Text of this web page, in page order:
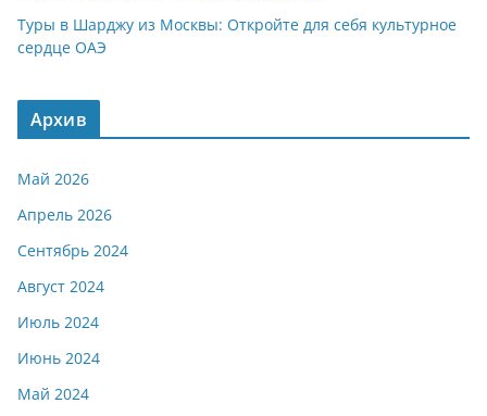
Туры в Шарджу из Москвы: Откройте для себя культурное
сердце ОАЭ
Архив
Май 2026
Апрель 2026
Сентябрь 2024
Август 2024
Июль 2024
Июнь 2024
Май 2024